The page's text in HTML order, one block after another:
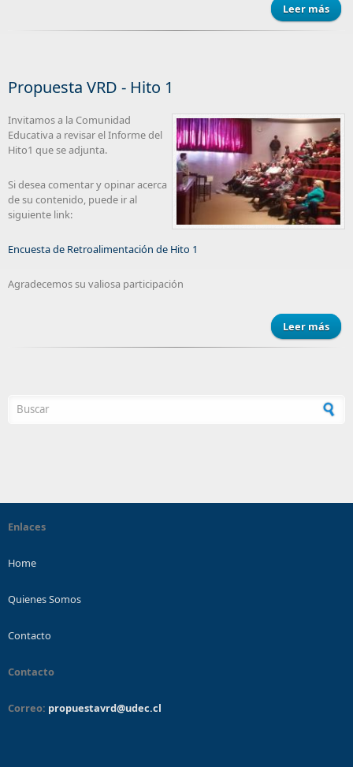
Leer más
Propuesta VRD - Hito 1
Invitamos a la Comunidad
Educativa a revisar el Informe del
Hito1 que se adjunta.
Si desea comentar y opinar acerca
de su contenido, puede ir al
siguiente link:
Encuesta de Retroalimentación de Hito 1
Agradecemos su valiosa participación
Leer más
Formulario de búsqueda
Enlaces
Home
Quienes Somos
Contacto
Contacto
Correo: propuestavrd@udec.cl